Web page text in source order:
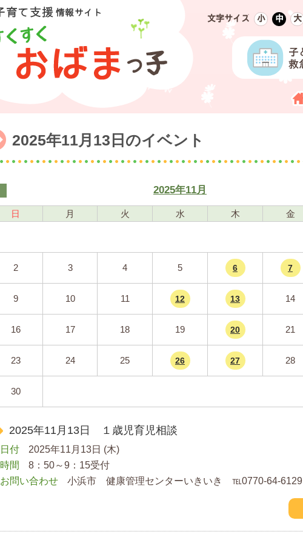
文字サイズ 小 中 大
2025年11月13日のイベント
2025年11月
日 月 火 水 木 金
2 3 4 5 6 7
9 10 11 12 13 14
16 17 18 19 20 21
23 24 25 26 27 28
30
2025年11月13日 １歳児育児相談
日付
2025年11月13日 (木)
時間
8：50～9：15受付
お問い合わせ
小浜市 健康管理センターいきいき ℡0770-64-6129